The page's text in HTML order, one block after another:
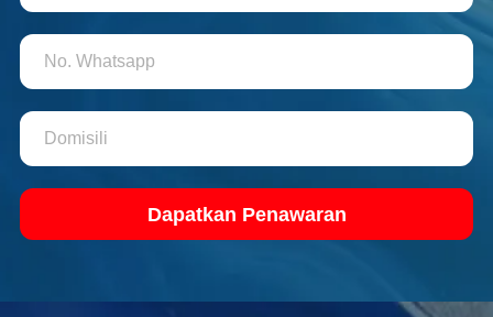
Dapatkan Penawaran